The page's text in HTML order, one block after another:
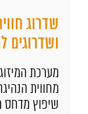
שדרוג
ושדרוגים
מערכת
מחווית
שיפוץ מדחס